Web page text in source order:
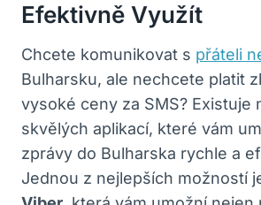
Efektivně Využít
Chcete komunikovat s přáteli
Bulharsku, ale nechcete ​platit
vysoké ceny za SMS? Existuje
skvělých aplikací, které ⁣vám
zprávy do Bulharska rychle a
Jednou z⁢ nejlepších možností